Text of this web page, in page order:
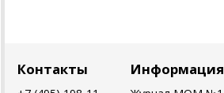
Контакты Информация